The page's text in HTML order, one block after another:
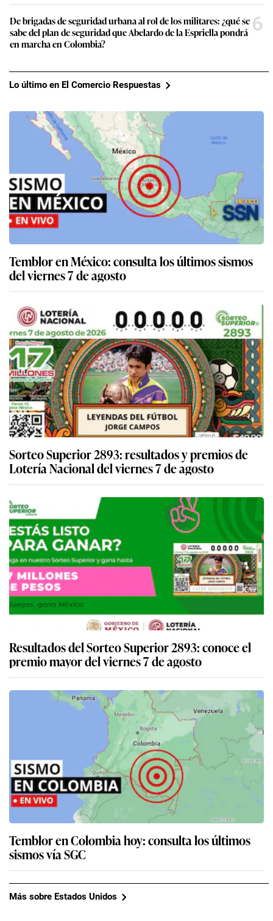
De brigadas de seguridad urbana al rol de los militares: ¿qué se
sabe del plan de seguridad que Abelardo de la Espriella pondrá
en marcha en Colombia?
6
Lo último en El Comercio Respuestas
Temblor en México: consulta los últimos sismos
del viernes 7 de agosto
Sorteo Superior 2893: resultados y premios de
Lotería Nacional del viernes 7 de agosto
Resultados del Sorteo Superior 2893: conoce el
premio mayor del viernes 7 de agosto
Temblor en Colombia hoy: consulta los últimos
sismos vía SGC
Más sobre Estados Unidos